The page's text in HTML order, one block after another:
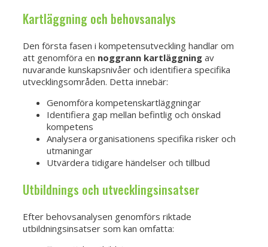
Kartläggning och behovsanalys
Den första fasen i kompetensutveckling handlar om
att genomföra en noggrann kartläggning av
nuvarande kunskapsnivåer och identifiera specifika
utvecklingsområden. Detta innebär:
Genomföra kompetenskartläggningar
Identifiera gap mellan befintlig och önskad
kompetens
Analysera organisationens specifika risker och
utmaningar
Utvärdera tidigare händelser och tillbud
Utbildnings och utvecklingsinsatser
Efter behovsanalysen genomförs riktade
utbildningsinsatser som kan omfatta: